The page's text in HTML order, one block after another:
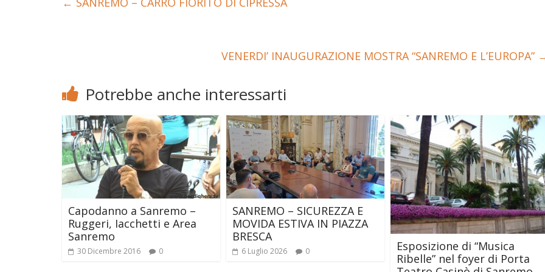
VENERDI’ INAUGURAZIONE MOSTRA “SANREMO E L’EUROPA”
Potrebbe anche interessarti
Capodanno a Sanremo –
Ruggeri, Iacchetti e Area
Sanremo
30 Dicembre 2016 0
SANREMO – SICUREZZA E
MOVIDA ESTIVA IN PIAZZA
BRESCA
6 Luglio 2026 0
Esposizione di “Musica
Ribelle” nel foyer di Porta